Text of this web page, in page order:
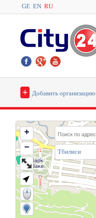
GE EN RU
+ Добавить организацию
Тбилиси
+
−